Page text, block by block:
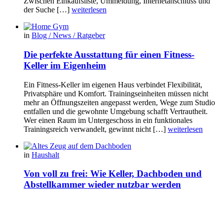
der Suche […] weiterlesen
in Blog / News / Ratgeber
Die perfekte Ausstattung für einen Fitness-
Keller im Eigenheim
Ein Fitness-Keller im eigenen Haus verbindet Flexibilität,
Privatsphäre und Komfort. Trainingseinheiten müssen nicht
mehr an Öffnungszeiten angepasst werden, Wege zum Studio
entfallen und die gewohnte Umgebung schafft Vertrautheit.
Wer einen Raum im Untergeschoss in ein funktionales
Trainingsreich verwandelt, gewinnt nicht […] weiterlesen
in Haushalt
Von voll zu frei: Wie Keller, Dachboden und
Abstellkammer wieder nutzbar werden